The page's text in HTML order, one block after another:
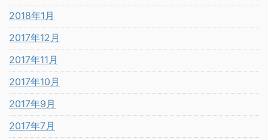
2018年1月
2017年12月
2017年11月
2017年10月
2017年9月
2017年7月